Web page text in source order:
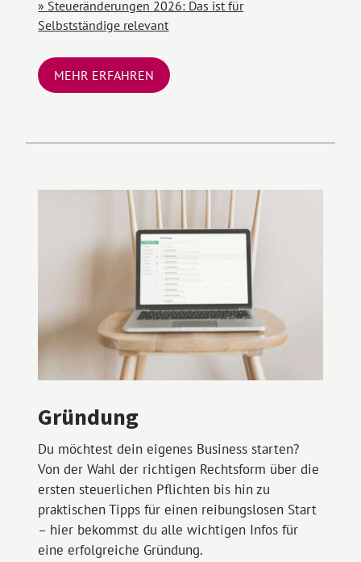
Steueränderungen 2026: Das ist für
Selbstständige relevant
MEHR ERFAHREN
Gründung
Du möchtest dein eigenes Business starten?
Von der Wahl der richtigen Rechtsform über die
ersten steuerlichen Pflichten bis hin zu
praktischen Tipps für einen reibungslosen Start
– hier bekommst du alle wichtigen Infos für
eine erfolgreiche Gründung.